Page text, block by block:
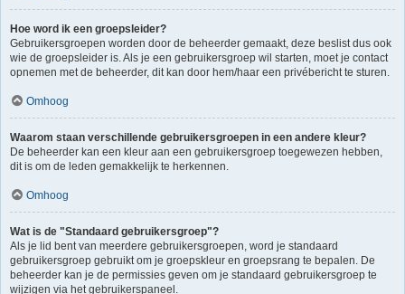
Hoe word ik een groepsleider?
Gebruikersgroepen worden door de beheerder gemaakt, deze beslist dus ook
wie de groepsleider is. Als je een gebruikersgroep wil starten, moet je contact
opnemen met de beheerder, dit kan door hem/haar een privébericht te sturen.
Omhoog
Waarom staan verschillende gebruikersgroepen in een andere kleur?
De beheerder kan een kleur aan een gebruikersgroep toegewezen hebben,
dit is om de leden gemakkelijk te herkennen.
Omhoog
Wat is de "Standaard gebruikersgroep"?
Als je lid bent van meerdere gebruikersgroepen, word je standaard
gebruikersgroep gebruikt om je groepskleur en groepsrang te bepalen. De
beheerder kan je de permissies geven om je standaard gebruikersgroep te
wijzigen via het gebruikerspaneel.